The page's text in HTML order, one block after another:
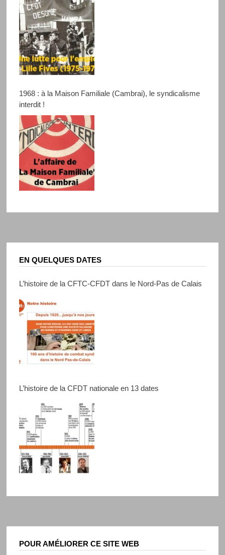
1968 : à la Maison Familiale (Cambrai), le syndicalisme
interdit !
EN QUELQUES DATES
L’histoire de la CFTC-CFDT dans le Nord-Pas de Calais
L’histoire de la CFDT nationale en 13 dates
POUR AMÉLIORER CE SITE WEB